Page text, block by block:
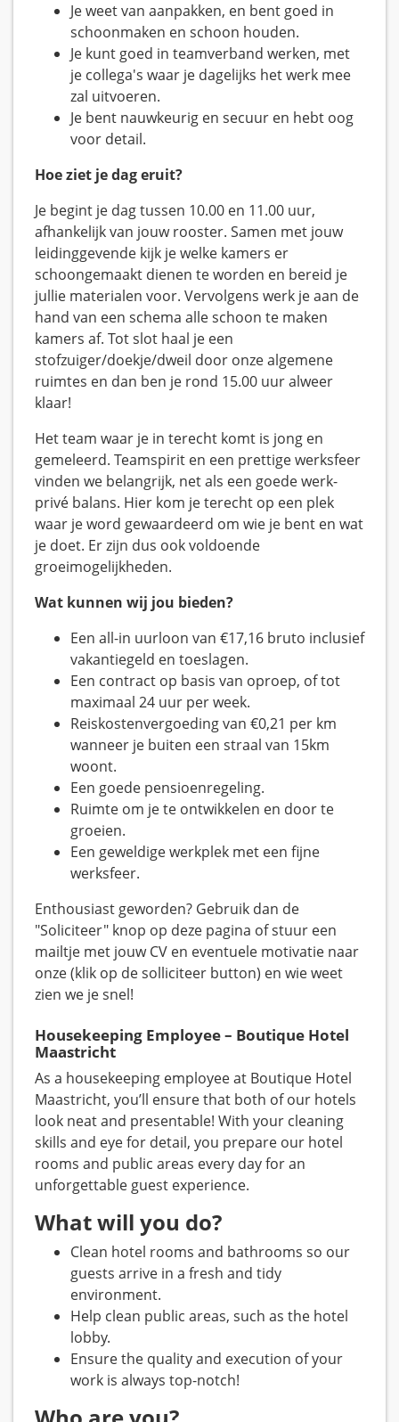
Je weet van aanpakken, en bent goed in
schoonmaken en schoon houden.
Je kunt goed in teamverband werken, met
je collega's waar je dagelijks het werk mee
zal uitvoeren.
Je bent nauwkeurig en secuur en hebt oog
voor detail.
Hoe ziet je dag eruit?
Je begint je dag tussen 10.00 en 11.00 uur,
afhankelijk van jouw rooster. Samen met jouw
leidinggevende kijk je welke kamers er
schoongemaakt dienen te worden en bereid je
jullie materialen voor. Vervolgens werk je aan de
hand van een schema alle schoon te maken
kamers af. Tot slot haal je een
stofzuiger/doekje/dweil door onze algemene
ruimtes en dan ben je rond 15.00 uur alweer
klaar!
Het team waar je in terecht komt is jong en
gemeleerd. Teamspirit en een prettige werksfeer
vinden we belangrijk, net als een goede werk-
privé balans. Hier kom je terecht op een plek
waar je word gewaardeerd om wie je bent en wat
je doet. Er zijn dus ook voldoende
groeimogelijkheden.
Wat kunnen wij jou bieden?
Een all-in uurloon van €17,16 bruto inclusief
vakantiegeld en toeslagen.
Een contract op basis van oproep, of tot
maximaal 24 uur per week.
Reiskostenvergoeding van €0,21 per km
wanneer je buiten een straal van 15km
woont.
Een goede pensioenregeling.
Ruimte om je te ontwikkelen en door te
groeien.
Een geweldige werkplek met een fijne
werksfeer.
Enthousiast geworden? Gebruik dan de
"Soliciteer" knop op deze pagina of stuur een
mailtje met jouw CV en eventuele motivatie naar
onze (klik op de solliciteer button) en wie weet
zien we je snel!
Housekeeping Employee – Boutique Hotel
Maastricht
As a housekeeping employee at Boutique Hotel
Maastricht, you’ll ensure that both of our hotels
look neat and presentable! With your cleaning
skills and eye for detail, you prepare our hotel
rooms and public areas every day for an
unforgettable guest experience.
What will you do?
Clean hotel rooms and bathrooms so our
guests arrive in a fresh and tidy
environment.
Help clean public areas, such as the hotel
lobby.
Ensure the quality and execution of your
work is always top-notch!